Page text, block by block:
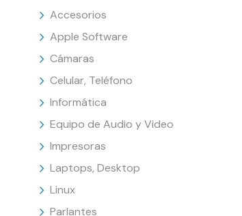
Accesorios
Apple Software
Cámaras
Celular, Teléfono
Informática
Equipo de Audio y Video
Impresoras
Laptops, Desktop
Linux
Parlantes